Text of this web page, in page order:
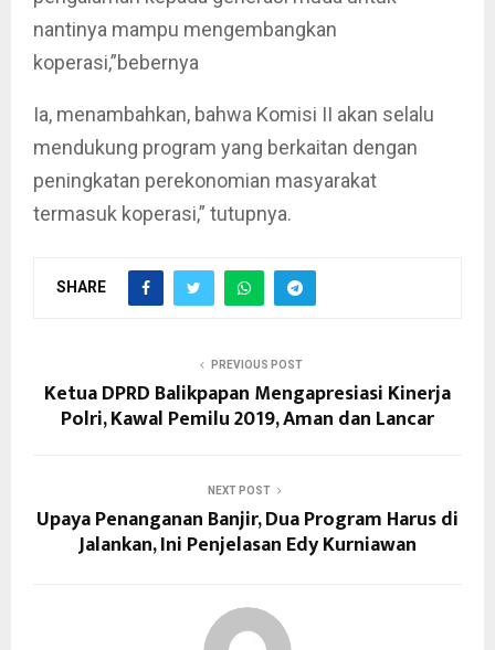
nantinya mampu mengembangkan
koperasi,”bebernya
Ia, menambahkan, bahwa Komisi II akan selalu
mendukung program yang berkaitan dengan
peningkatan perekonomian masyarakat
termasuk koperasi,” tutupnya.
SHARE
PREVIOUS POST
Ketua DPRD Balikpapan Mengapresiasi Kinerja
Polri, Kawal Pemilu 2019, Aman dan Lancar
NEXT POST
Upaya Penanganan Banjir, Dua Program Harus di
Jalankan, Ini Penjelasan Edy Kurniawan